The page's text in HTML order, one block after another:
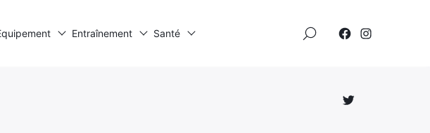
Entraînement Santé
Élément